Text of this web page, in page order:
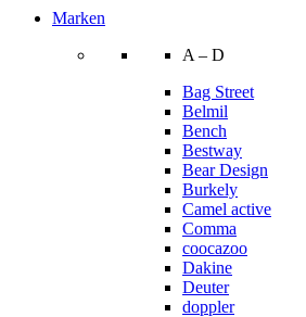
Marken
A – D
Bag Street
Belmil
Bench
Bestway
Bear Design
Burkely
Camel active
Comma
coocazoo
Dakine
Deuter
doppler